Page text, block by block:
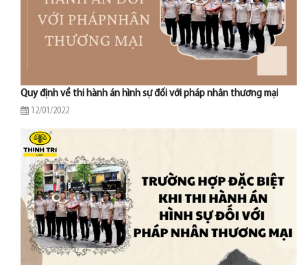
Quy định về thi hành án hình sự đối với pháp nhân thương mại
12/01/2022